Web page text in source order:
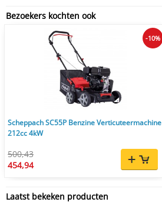
Bezoekers kochten ook
Scheppach SC55P Benzine Verticuteermachine
212cc 4kW
500,43
454,94
-10%
Laatst bekeken producten